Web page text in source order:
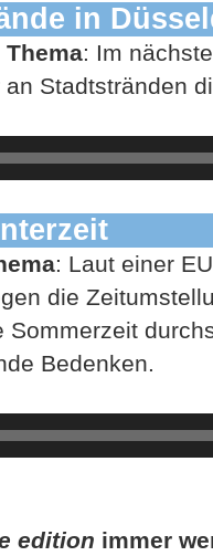
in
Thema: Im
Stadtstränden
: Laut einer
die
Sommerzeit
Bedenken.
edition immer